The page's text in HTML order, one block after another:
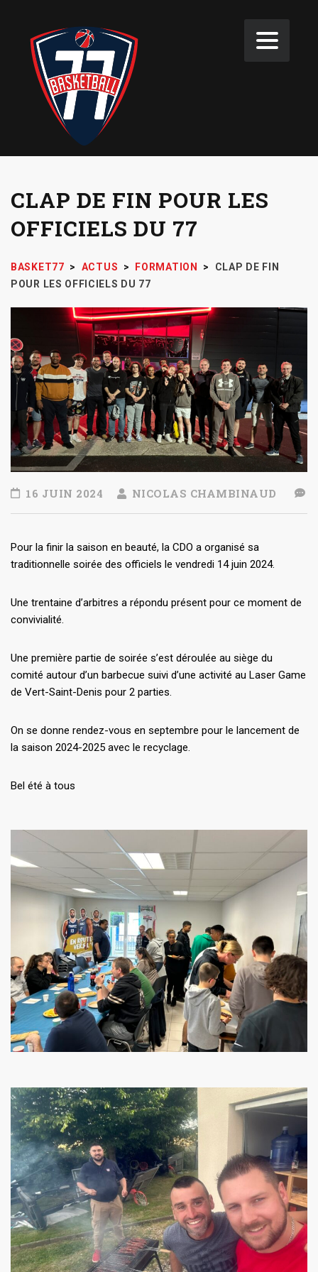
CLAP DE FIN POUR LES
OFFICIELS DU 77
BASKET77 > ACTUS > FORMATION >
CLAP DE FIN
POUR LES OFFICIELS DU 77
16 JUIN 2024 NICOLAS CHAMBINAUD
Pour la finir la saison en beauté, la CDO a organisé sa
traditionnelle soirée des officiels le vendredi 14 juin 2024.
Une trentaine d’arbitres a répondu présent pour ce moment de
convivialité.
Une première partie de soirée s’est déroulée au siège du
comité autour d’un barbecue suivi d’une activité au Laser Game
de Vert-Saint-Denis pour 2 parties.
On se donne rendez-vous en septembre pour le lancement de
la saison 2024-2025 avec le recyclage.
Bel été à tous